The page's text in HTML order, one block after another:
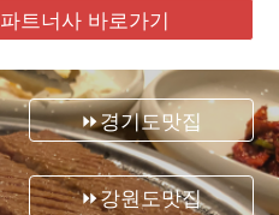
트너사 바로가기
⏩경기도맛집
⏩강원도맛집